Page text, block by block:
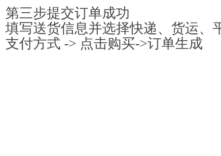
第三步提交订单成功
填写送货信息并选择快递、货运、
支付方式 -> 点击购买->订单生成